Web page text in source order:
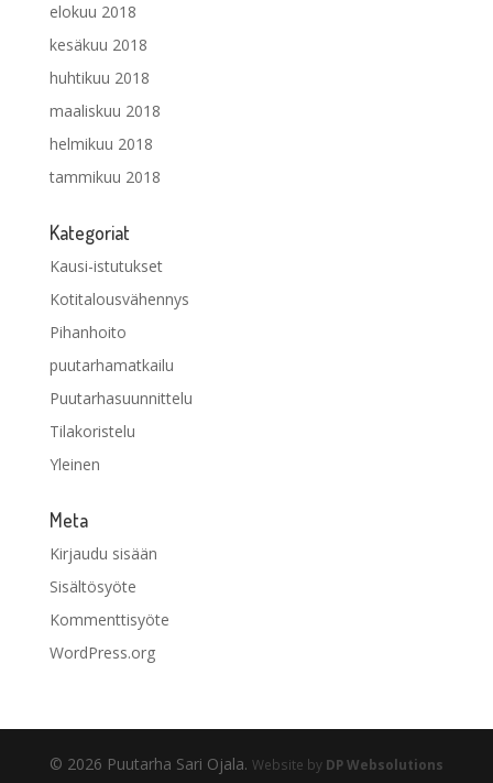
elokuu 2018
kesäkuu 2018
huhtikuu 2018
maaliskuu 2018
helmikuu 2018
tammikuu 2018
Kategoriat
Kausi-istutukset
Kotitalousvähennys
Pihanhoito
puutarhamatkailu
Puutarhasuunnittelu
Tilakoristelu
Yleinen
Meta
Kirjaudu sisään
Sisältösyöte
Kommenttisyöte
WordPress.org
© 2026 Puutarha Sari Ojala. Website by DP Websolutions